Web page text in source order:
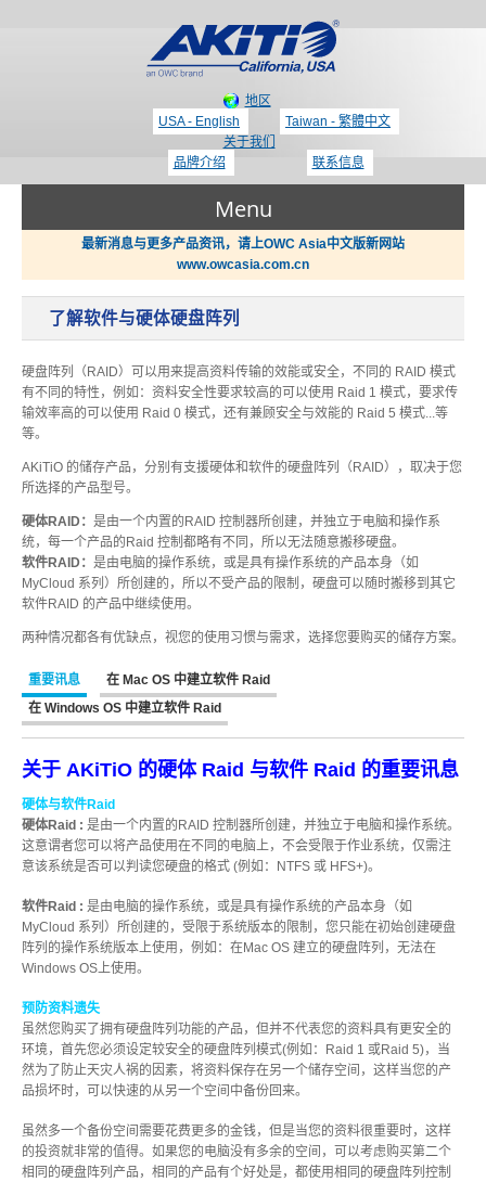
地区
USA - English
Taiwan - 繁體中文
关于我们
品牌介绍
联系信息
Menu
Thunderbolt 3 - 专区
USB3.1 专区
携带型 - 储存区
桌上型 - 储存区
配件类 - 专区
重要公告
相关报导
获奖讯息
支持
历程
最新消息与更多产品资讯，请上OWC Asia中文版新网站
www.owcasia.com.cn
了解软件与硬体硬盘阵列
硬盘阵列（RAID）可以用来提高资料传输的效能或安全，不同的 RAID 模式
有不同的特性，例如：资料安全性要求较高的可以使用 Raid 1 模式，要求传
输效率高的可以使用 Raid 0 模式，还有兼顾安全与效能的 Raid 5 模式...等
等。
AKiTiO 的储存产品，分别有支援硬体和软件的硬盘阵列（RAID），取决于您
所选择的产品型号。
硬体RAID： 是由一个内置的RAID 控制器所创建，并独立于电脑和操作系
统，每一个产品的Raid 控制都略有不同，所以无法随意搬移硬盘。
软件RAID： 是由电脑的操作系统，或是具有操作系统的产品本身（如
MyCloud 系列）所创建的，所以不受产品的限制，硬盘可以随时搬移到其它
软件RAID 的产品中继续使用。
两种情况都各有优缺点，视您的使用习惯与需求，选择您要购买的储存方案。
重要讯息
在 Mac OS 中建立软件 Raid
在 Windows OS 中建立软件 Raid
关于 AKiTiO 的硬体 Raid 与软件 Raid 的重要讯息
硬体与软件Raid
硬体Raid : 是由一个内置的RAID 控制器所创建，并独立于电脑和操作系统。
这意谓者您可以将产品使用在不同的电脑上，不会受限于作业系统，仅需注
意该系统是否可以判读您硬盘的格式 (例如：NTFS 或 HFS+)。
软件Raid : 是由电脑的操作系统，或是具有操作系统的产品本身（如
MyCloud 系列）所创建的，受限于系统版本的限制，您只能在初始创建硬盘
阵列的操作系统版本上使用，例如：在Mac OS 建立的硬盘阵列，无法在
Windows OS上使用。
预防资料遗失
虽然您购买了拥有硬盘阵列功能的产品，但并不代表您的资料具有更安全的
环境，首先您必须设定较安全的硬盘阵列模式(例如：Raid 1 或Raid 5)，当
然为了防止天灾人祸的因素，将资料保存在另一个储存空间，这样当您的产
品损坏时，可以快速的从另一个空间中备份回来。
虽然多一个备份空间需要花费更多的金钱，但是当您的资料很重要时，这样
的投资就非常的值得。如果您的电脑没有多余的空间，可以考虑购买第二个
相同的硬盘阵列产品，相同的产品有个好处是，都使用相同的硬盘阵列控制